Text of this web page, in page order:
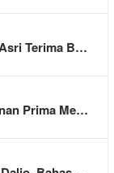
Terima B…
Prima Me…